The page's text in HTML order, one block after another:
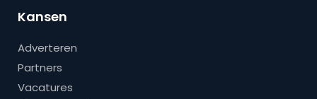
Kansen
Adverteren
Partners
Vacatures